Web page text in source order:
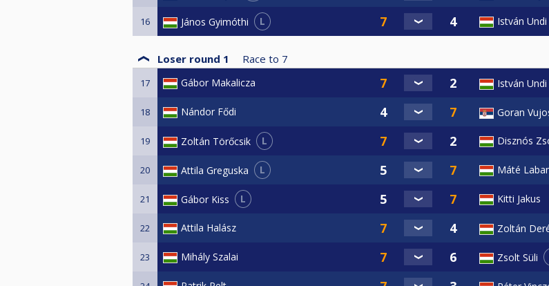
16 János Gyimóthi L István Undi
Loser round 1 Race to 7
17 Gábor Makalicza István Undi
18 Nándor Fődi Goran
19 Zoltán Törőcsik L Disznós
20 Attila Greguska L Máté
21 Gábor Kiss L Kitti Jakus
22 Attila Halász Zoltán
23 Mihály Szalai Zsolt Süli